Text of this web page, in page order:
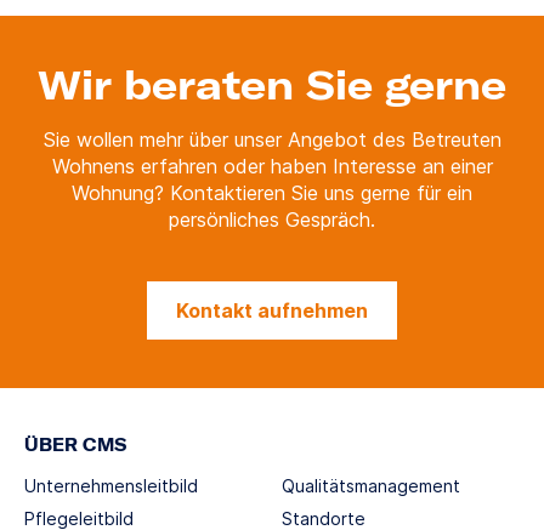
Wir beraten Sie gerne
Sie wollen mehr über unser Angebot des Betreuten
Wohnens erfahren oder haben Interesse an einer
Wohnung? Kontaktieren Sie uns gerne für ein
persönliches Gespräch.
Kontakt aufnehmen
ÜBER CMS
Unternehmensleitbild
Pflegeleitbild
Qualitätsmanagement
Standorte